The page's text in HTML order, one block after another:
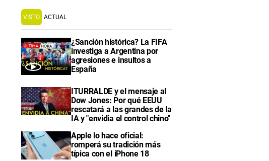
VISTO ACTUAL
¿Sanción histórica? La FIFA
investiga a Argentina por
agresiones e insultos a
España
ITURRALDE y el mensaje al
Dow Jones: Por qué EEUU
rescatará a las grandes de la
IA y "envidia el control chino"
Apple lo hace oficial:
romperá su tradición más
típica con el iPhone 18